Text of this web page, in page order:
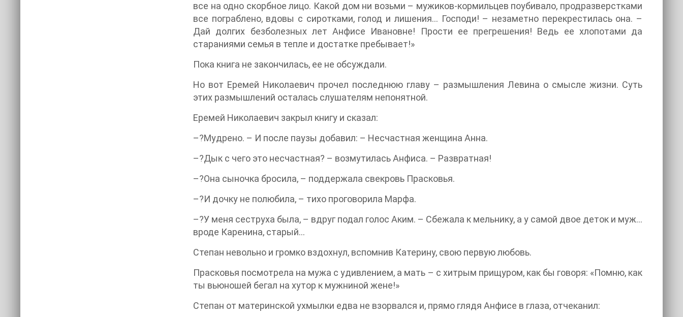
все на одно скорбное лицо. Какой дом ни возьми – мужиков-кормильцев поубивало, продразверстками
все пограблено, вдовы с сиротками, голод и лишения… Господи! – незаметно перекрестилась она. –
Дай долгих безболезных лет Анфисе Ивановне! Прости ее прегрешения! Ведь ее хлопотами да
стараниями семья в тепле и достатке пребывает!»
Пока книга не закончилась, ее не обсуждали.
Но вот Еремей Николаевич прочел последнюю главу – размышления Левина о смысле жизни. Суть
этих размышлений осталась слушателям непонятной.
Еремей Николаевич закрыл книгу и сказал:
–?Мудрено. – И после паузы добавил: – Несчастная женщина Анна.
–?Дык с чего это несчастная? – возмутилась Анфиса. – Развратная!
–?Она сыночка бросила, – поддержала свекровь Прасковья.
–?И дочку не полюбила, – тихо проговорила Марфа.
–?У меня сеструха была, – вдруг подал голос Аким. – Сбежала к мельнику, а у самой двое деток и муж…
вроде Каренина, старый…
Степан невольно и громко вздохнул, вспомнив Катерину, свою первую любовь.
Прасковья посмотрела на мужа с удивлением, а мать – с хитрым прищуром, как бы говоря: «Помню, как
ты вьюношей бегал на хутор к мужниной жене!»
Степан от материнской ухмылки едва не взорвался и, прямо глядя Анфисе в глаза, отчеканил: